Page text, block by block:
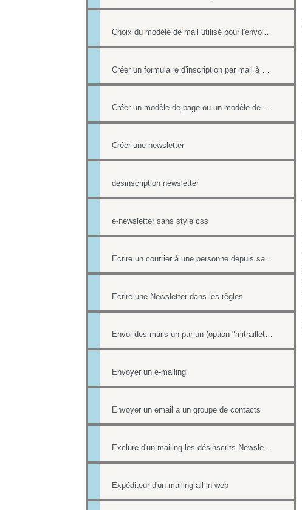
Choix du modèle de mail utilisé pour l'envoi des factures
Créer un formulaire d'inscription par mail à un événement
Créer un modèle de page ou un modèle de mailing
Créer une newsletter
désinscription newsletter
e-newsletter sans style css
Ecrire un courrier à une personne depuis sa fiche contact
Ecrire une Newsletter dans les règles
Envoi des mails un par un (option "mitraillette")
Envoyer un e-mailing
Envoyer un email a un groupe de contacts
Exclure d'un mailing les désinscrits Newsletter et les mails en erreur
Expéditeur d'un mailing all-in-web